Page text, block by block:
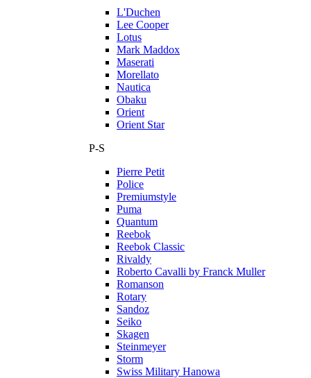
L'Duchen
Lee Cooper
Lotus
Mark Maddox
Maserati
Morellato
Nautica
Obaku
Orient
Orient Star
P-S
Pierre Petit
Police
Premiumstyle
Puma
Quantum
Reebok
Reebok Classic
Rivaldy
Roberto Cavalli by Franck Muller
Romanson
Rotary
Sandoz
Seiko
Skagen
Steinmeyer
Storm
Swiss Military Hanowa